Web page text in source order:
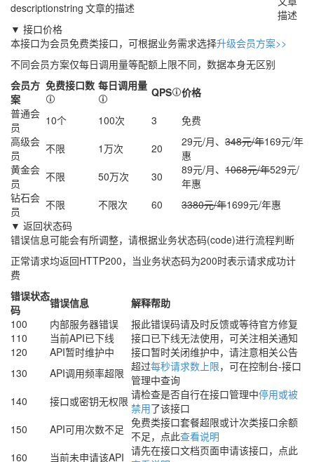
descriptionstring 文章的描述
描述
▼ 接口价格
本接口为会员免费类接口，可根据业务需求选择升级会员方案>>
不同会员方案仅每日调用量等配额上限不同，数据本身无区别
会员方
案
免费接口数 每日调用量 QPS
价格
普通会
员
10个 100次 3
免费
高级会
员
不限 1万次 20 29元/月、 348元/年169元/年
惠
黄金会
员
不限 50万次 30 89元/月、 1068元/年529元/
年惠
钻石会
员
不限 不限次 60 3380元/年1699元/年惠
▼ 返回状态码
错误信息可能会有所调整，请根据业务状态码(code)进行流程判断
正常请求均返回HTTP200，当业务状态码为200时表示请求成功计
费
错误状态
码
错误信息
解释帮助
100
内部服务器错误
报此错误码请及时反馈或等待官方修复
110
当前API已下线
接口已下线无法使用，可关注相关通知
120
API暂时维护中
接口暂时关闭维护中，请注意相关公告
130
API调用频率超限 超过每秒请求数上限，可在控制台-接口
管理中查询
140
接口或密钥无权限 请检查是否自行在接口管理中停用或被
禁用了该接口
150
API可用次数不足 免费类接口套餐超限或计次类接口余额
不足，点此查看说明
160
当前未申请该API 请先在接口文档页面申请该接口，点此